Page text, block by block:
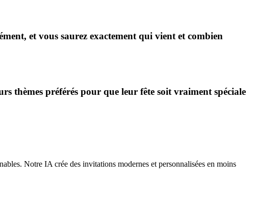
et vous saurez exactement qui vient et combien
thèmes préférés pour que leur fête soit vraiment spéciale
Notre IA crée des invitations modernes et personnalisées en moins